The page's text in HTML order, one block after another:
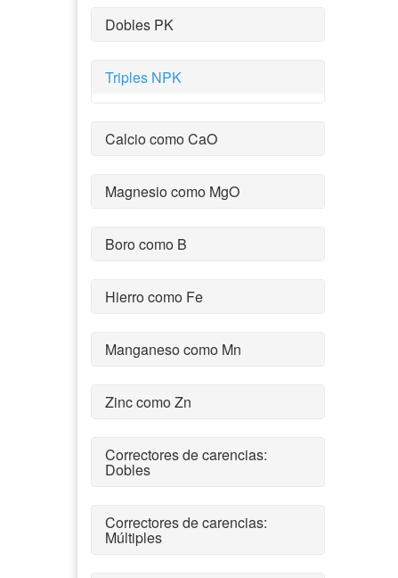
Dobles PK
Triples NPK
Calcio como CaO
Magnesio como MgO
Boro como B
Hierro como Fe
Manganeso como Mn
Zinc como Zn
Correctores de carencias:
Dobles
Correctores de carencias:
Múltiples